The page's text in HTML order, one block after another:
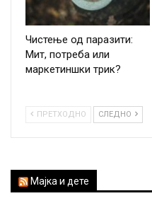
Чистење од паразити:
Мит, потреба или
маркетиншки трик?
ПРЕТХОДНО СЛЕДНО
Мајка и дете